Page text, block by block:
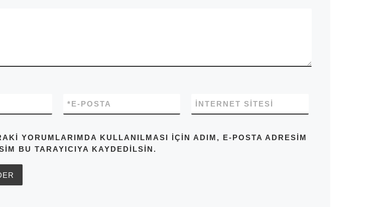
E-POSTA
* İNTERNET SITESI
YORUMLARIMDA KULLANILMASI IÇIN ADIM, E-POSTA ADRESIM
BU TARAYICIYA KAYDEDILSIN.